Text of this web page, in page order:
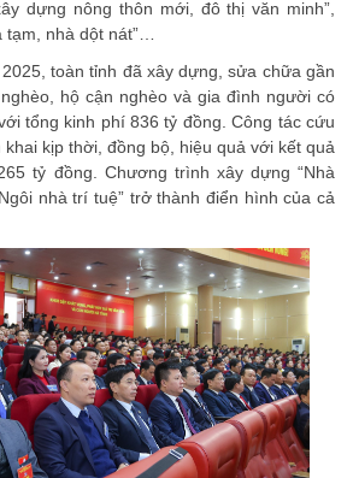
dựng nông thôn mới, đô thị văn minh”,
nhà dột nát”…
toàn tỉnh đã xây dựng, sửa chữa gần
hộ cận nghèo và gia đình người có
tổng kinh phí 836 tỷ đồng. Công tác cứu
kịp thời, đồng bộ, hiệu quả với kết quả
tỷ đồng. Chương trình xây dựng “Nhà
nhà trí tuệ” trở thành điển hình của cả